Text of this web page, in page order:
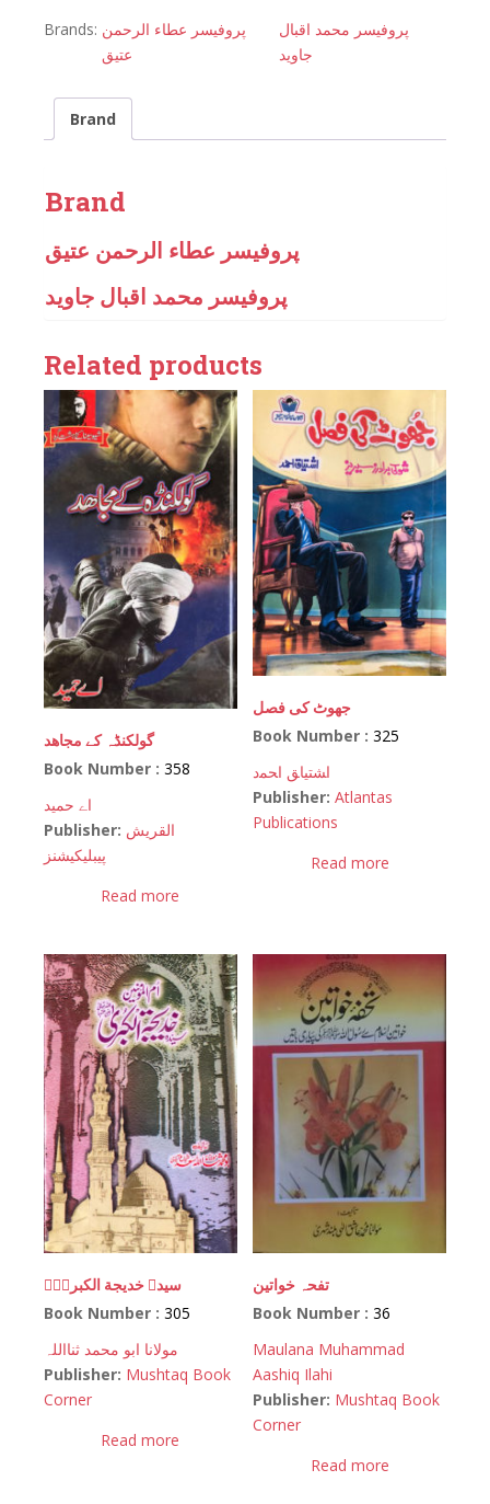
Brands: پروفیسر عطاء الرحمن
عتیق
پروفیسر محمد اقبال
جاوید
Brand
Brand
پروفیسر عطاء الرحمن عتیق
پروفیسر محمد اقبال جاوید
Related products
گولکنڈہ کے مجاھد
Book Number : 358
اے حمید
Publisher: القریش
پیبلیکیشنز
Read more
جھوٹ کی فصل
Book Number :325
اﺸﺘﻴﺎﻖ اﺤﻤﺩ
Publisher: Atlantas
Publications
Read more
سیدہ خدیجة الکبریٰؓ
Book Number : 305
مولانا ابو محمد ثنااللہ
Publisher: Mushtaq Book
Corner
Read more
تفحہ خواتین
Book Number :36
Maulana Muhammad
Aashiq Ilahi
Publisher: Mushtaq Book
Corner
Read more